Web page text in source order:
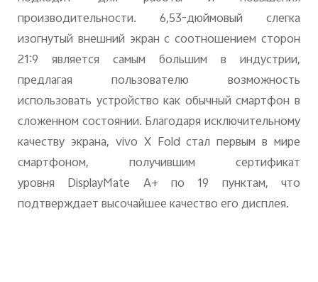
производительности. 6,53-дюймовый слегка
изогнутый внешний экран с соотношением сторон
21:9 является самым большим в индустрии,
предлагая пользователю возможность
использовать устройство как обычный смартфон в
сложенном состоянии. Благодаря исключительному
качеству экрана, vivo X Fold стал первым в мире
смартфоном, получившим сертификат
уровня DisplayMate A+ по 19 пунктам, что
подтверждает высочайшее качество его дисплея.